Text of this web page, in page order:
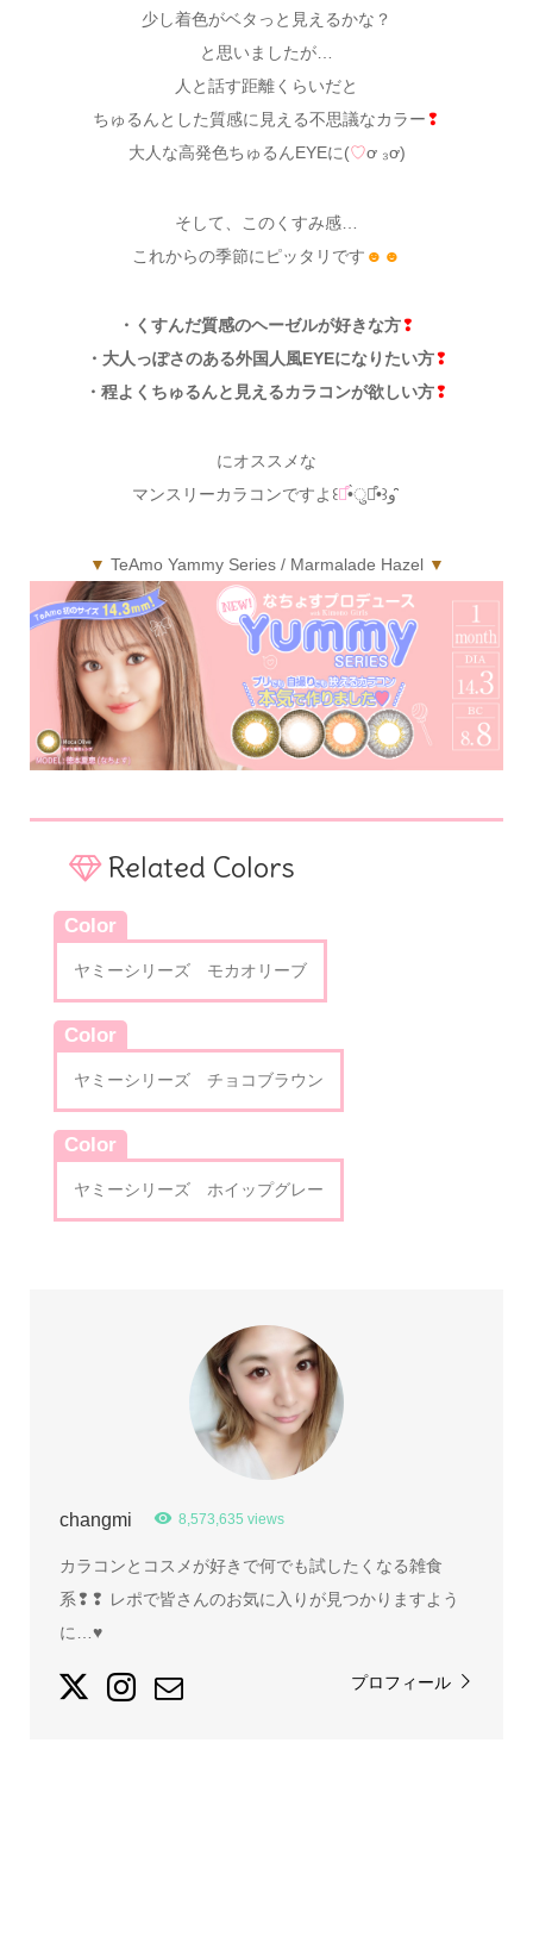
少し着色がベタっと見えるかな？
と思いましたが…
人と話す距離くらいだと
ちゅるんとした質感に見える不思議なカラー❢
大人な高発色ちゅるんEYEに(♡ơ ₃ơ)
そして、このくすみ感…
これからの季節にピッタリです ☻☻
・くすんだ質感のヘーゼルが好きな方❢
・大人っぽさのある外国人風EYEになりたい方❢
・程よくちゅるんと見えるカラコンが欲しい方❢
にオススメな
マンスリーカラコンですよ꒰๑͒ •̀ुꇵ͒•꒱و ̑̑
▼ TeAmo Yammy Series / Marmalade Hazel ▼
Related Colors
Color
ヤミーシリーズ モカオリーブ
Color
ヤミーシリーズ チョコブラウン
Color
ヤミーシリーズ ホイップグレー
changmi 8,573,635 views
カラコンとコスメが好きで何でも試したくなる雑食
系❢❢ レポで皆さんのお気に入りが見つかりますよう
に…♥
プロフィール